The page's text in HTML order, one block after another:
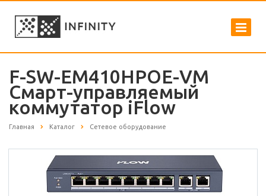
F-SW-EM410HPOE-VM
Смарт-управляемый
коммутатор iFlow
Главная Каталог Сетевое оборудование